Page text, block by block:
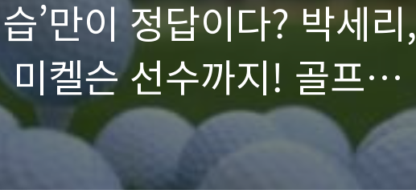
’만이 정답이다? 박세리,
켈슨 선수까지! 골프
수들